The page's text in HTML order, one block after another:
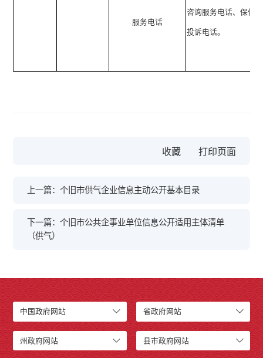
服务电话
咨询服务电话、保修
投诉电话。
收藏
上一篇：个旧市供气企业信息主动公开基本目录
下一篇：个旧市公共企事业单位信息公开适用主体清单
（供气）
中国政府网站 省政府网站
州政府网站 县市政府网站